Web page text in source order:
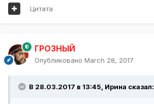
Цитата
ГРОЗНЫЙ
Опубликовано March 28, 2017
В 28.03.2017 в 13:45, Ирина сказал: